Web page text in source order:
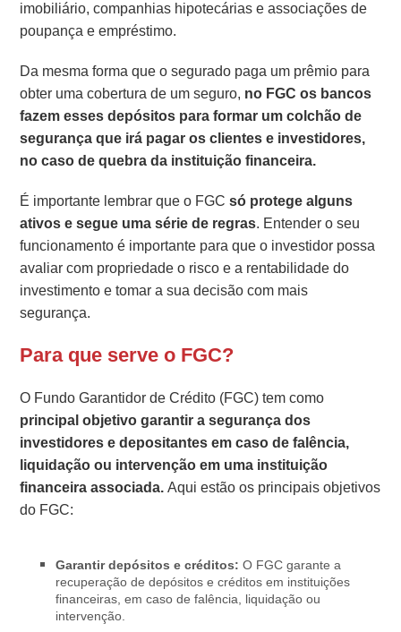
imobiliário, companhias hipotecárias e associações de
poupança e empréstimo.
Da mesma forma que o segurado paga um prêmio para
obter uma cobertura de um seguro, no FGC os bancos
fazem esses depósitos para formar um colchão de
segurança que irá pagar os clientes e investidores,
no caso de quebra da instituição financeira.
É importante lembrar que o FGCsó protege alguns
ativos e segue uma série de regras. Entender o seu
funcionamento é importante para que o investidor possa
avaliar com propriedade o risco e a rentabilidade do
investimento e tomar a sua decisão com mais
segurança.
Para que serve o FGC?
O Fundo Garantidor de Crédito (FGC) tem como
principal objetivo garantir a segurança dos
investidores e depositantes em caso de falência,
liquidação ou intervenção em uma instituição
financeira associada.Aqui estão os principais objetivos
do FGC:
Garantir depósitos e créditos: O FGC garante a
recuperação de depósitos e créditos em instituições
financeiras, em caso de falência, liquidação ou
intervenção.